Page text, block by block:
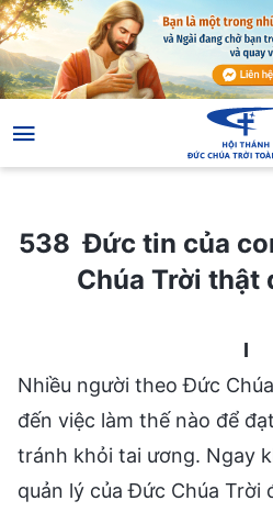
538 Đức tin của
Chúa Trời thật
I
Nhiều người theo Đức
đến việc làm thế nào để
tránh khỏi tai ương. Ngay
quản lý của Đức Chúa Trời